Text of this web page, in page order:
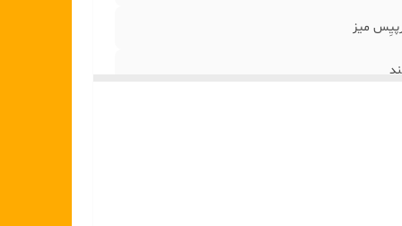
میز